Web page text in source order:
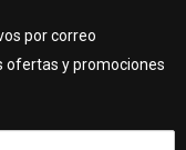
por correo
ofertas y promociones